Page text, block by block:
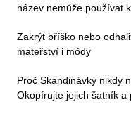
název nemůže používat
Zakrýt bříško nebo
mateřství i módy
Proč Skandinávky nikdy
Okopírujte jejich šatník a